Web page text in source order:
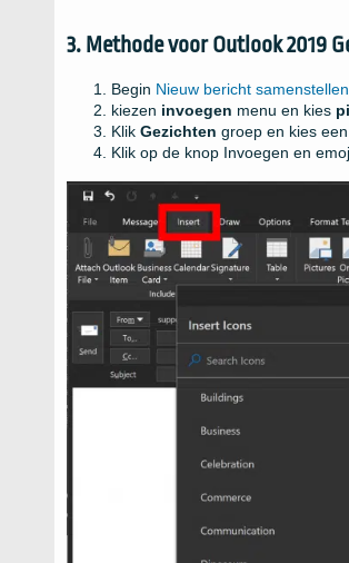
3. Methode voor Outlook 2019
Begin Nieuw bericht samenstellen
kiezen invoegen menu en kies
Klik Gezichten groep en kies
Klik op de knop Invoegen en